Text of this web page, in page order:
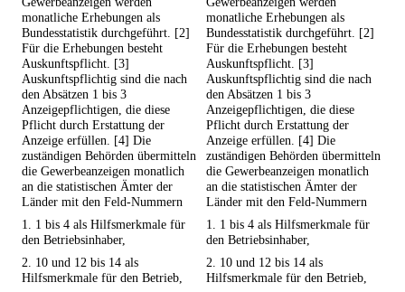
monatliche Erhebungen als
Bundesstatistik durchgeführt. [2]
Für die Erhebungen besteht
Auskunftspflicht. [3]
Auskunftspflichtig sind die nach
den Absätzen 1 bis 3
Anzeigepflichtigen, die diese
Pflicht durch Erstattung der
Anzeige erfüllen. [4] Die
zuständigen Behörden übermitteln
die Gewerbeanzeigen monatlich
an die statistischen Ämter der
Länder mit den Feld-Nummern
monatliche Erhebungen als
Bundesstatistik durchgeführt. [2]
Für die Erhebungen besteht
Auskunftspflicht. [3]
Auskunftspflichtig sind die nach
den Absätzen 1 bis 3
Anzeigepflichtigen, die diese
Pflicht durch Erstattung der
Anzeige erfüllen. [4] Die
zuständigen Behörden übermitteln
die Gewerbeanzeigen monatlich
an die statistischen Ämter der
Länder mit den Feld-Nummern
1. 1 bis 4 als Hilfsmerkmale für
den Betriebsinhaber,
1. 1 bis 4 als Hilfsmerkmale für
den Betriebsinhaber,
2. 10 und 12 bis 14 als
Hilfsmerkmale für den Betrieb,
2. 10 und 12 bis 14 als
Hilfsmerkmale für den Betrieb,